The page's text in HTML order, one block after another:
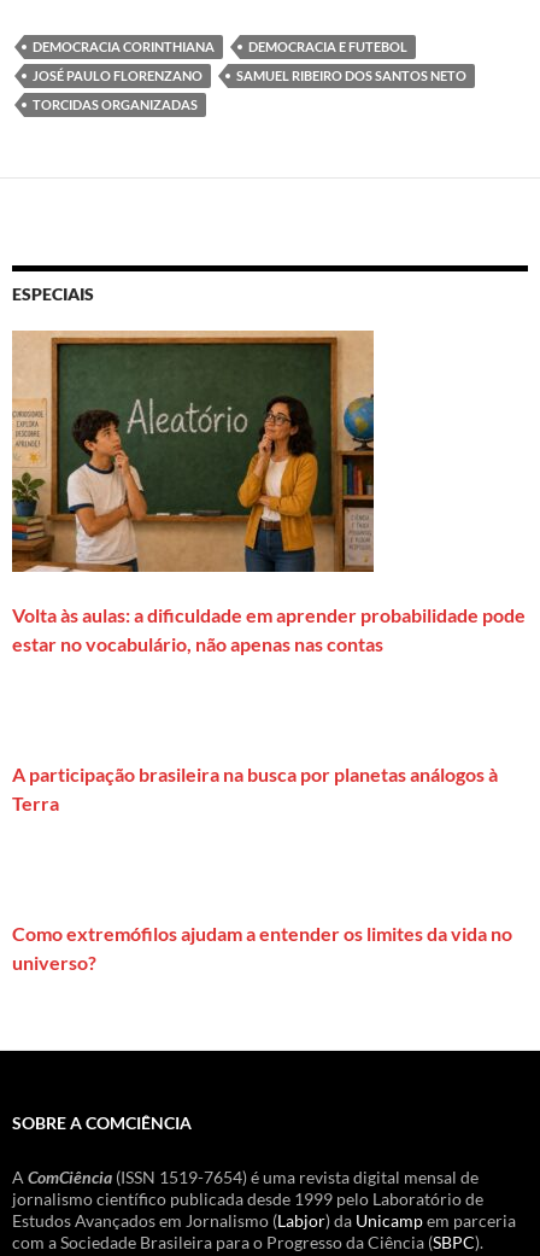
DEMOCRACIA CORINTHIANA
DEMOCRACIA E FUTEBOL
JOSÉ PAULO FLORENZANO
SAMUEL RIBEIRO DOS SANTOS NETO
TORCIDAS ORGANIZADAS
ESPECIAIS
Volta às aulas: a dificuldade em aprender probabilidade pode
estar no vocabulário, não apenas nas contas
A participação brasileira na busca por planetas análogos à
Terra
Como extremófilos ajudam a entender os limites da vida no
universo?
SOBRE A COMCIÊNCIA
A ComCiência (ISSN 1519-7654) é uma revista digital mensal de
jornalismo científico publicada desde 1999 pelo Laboratório de
Estudos Avançados em Jornalismo (Labjor) da Unicampem parceria
com a Sociedade Brasileira para o Progresso da Ciência (SBPC).